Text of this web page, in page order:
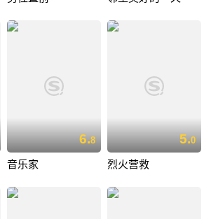
6.8
音乐家
5.0
烈火营救